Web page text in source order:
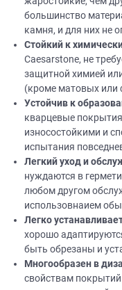
большинство
камня, и для них не
Стойкий к
Caesarstone, не
защитной химией
(кроме матовых или
Устойчив к
кварцевые
износостойкими и
испытания
Легкий уход и
нуждаются в
любом другом
использовнаием
Легко
хорошо
быть обрезаны и
Многообразен в
свойствам